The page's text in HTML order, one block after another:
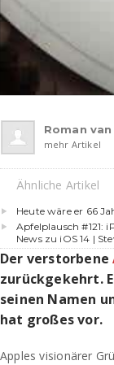
Roman
mehr Artikel
Ähnliche Artikel
Heute wäre er 66
Apfelplausch #121:
News zu iOS 14 |
Der verstorbene
zurückgekehrt.
seinen Namen
hat großes vor.
Apples visionärer